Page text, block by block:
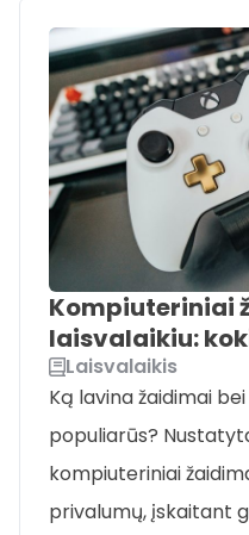
Kompiuteriniai
laisvalaikiu:
Laisvalaikis
Ką lavina žaidimai
populiarūs?
kompiuteriniai
privalumų, įskaitant